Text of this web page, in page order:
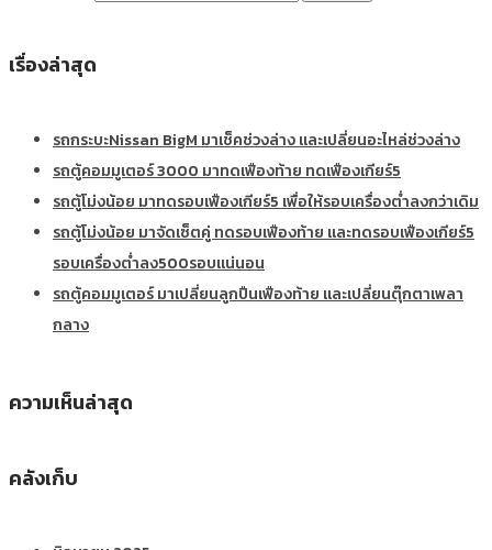
เรื่องล่าสุด
รถกระบะNissan BigM มาเช็คช่วงล่าง และเปลี่ยนอะไหล่ช่วงล่าง
รถตู้คอมมูเตอร์ 3000 มาทดเฟืองท้าย ทดเฟืองเกียร์5
รถตู้โม่งน้อย มาทดรอบเฟืองเกียร์5 เพื่อให้รอบเครื่องต่ำลงกว่าเดิม
รถตู้โม่งน้อย มาจัดเซ็ตคู่ ทดรอบเฟืองท้าย และทดรอบเฟืองเกียร์5
รอบเครื่องต่ำลง500รอบแน่นอน
รถตู้คอมมูเตอร์ มาเปลี่ยนลูกปืนเฟืองท้าย และเปลี่ยนตุ๊กตาเพลา
กลาง
ความเห็นล่าสุด
คลังเก็บ